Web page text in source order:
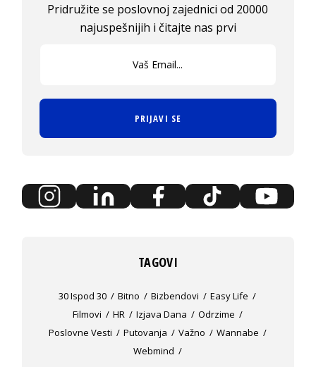
Pridružite se poslovnoj zajednici od 20000
najuspešnijih i čitajte nas prvi
PRIJAVI SE
TAGOVI
30 Ispod 30 Bitno Bizbendovi
Easy Life
Filmovi
HR Izjava Dana
Odrzime
Poslovne Vesti
Putovanja Važno
Wannabe
Webmind